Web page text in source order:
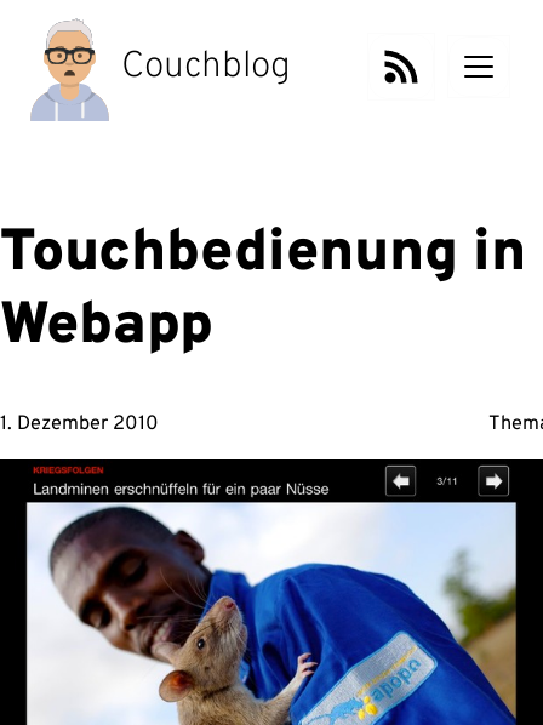
Inhalt
springen
Couchblog
Touchbedienung in
Webapp
1. Dezember 2010